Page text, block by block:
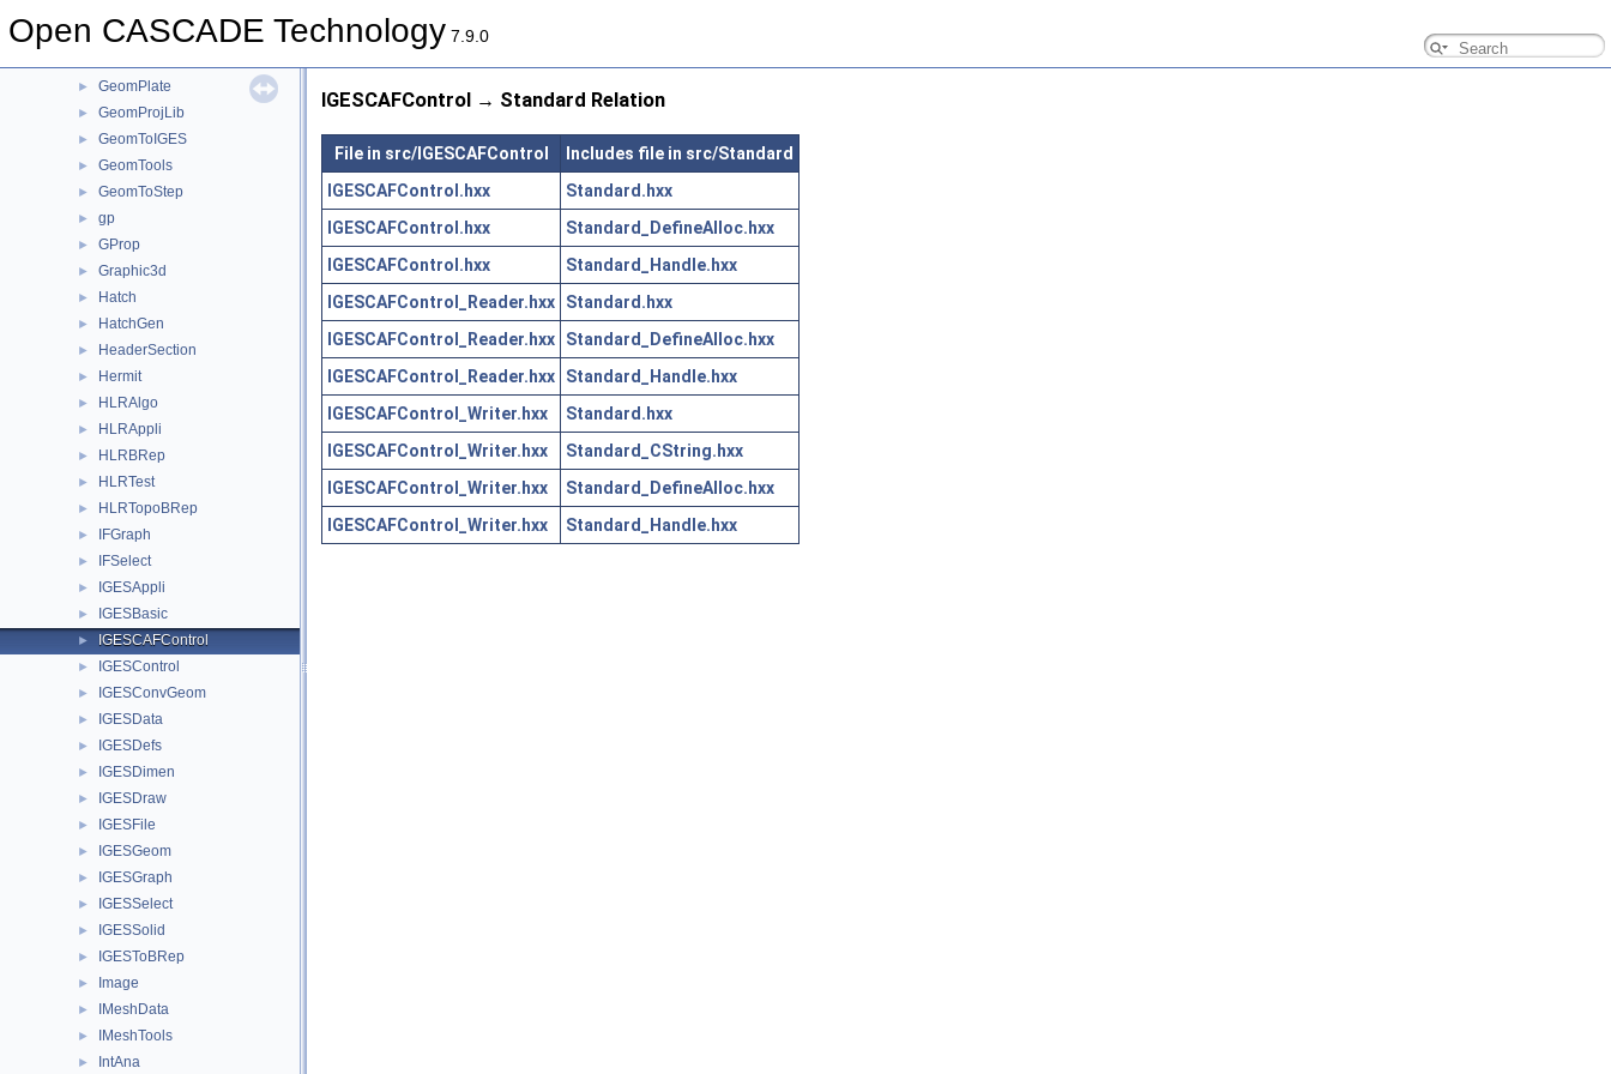
Open CASCADE Technology 7.9.0
► GeomliteTest
► GeomPlate
► GeomProjLib
► GeomToIGES
► GeomTools
► GeomToStep
► gp
► GProp
► Graphic3d
► Hatch
► HatchGen
► HeaderSection
► Hermit
► HLRAlgo
► HLRAppli
► HLRBRep
► HLRTest
► HLRTopoBRep
► IFGraph
► IFSelect
► IGESAppli
► IGESBasic
► IGESCAFControl
► IGESControl
► IGESConvGeom
► IGESData
► IGESDefs
► IGESDimen
► IGESDraw
► IGESFile
► IGESGeom
► IGESGraph
► IGESSelect
► IGESSolid
► IGESToBRep
► Image
► IMeshData
► IMeshTools
► IntAna
IGESCAFControl → Standard Relation
File in src/IGESCAFControl
Includes file in src/Standard
IGESCAFControl.hxx
Standard.hxx
IGESCAFControl.hxx
Standard_DefineAlloc.hxx
IGESCAFControl.hxx
Standard_Handle.hxx
IGESCAFControl_Reader.hxx
Standard.hxx
IGESCAFControl_Reader.hxx
Standard_DefineAlloc.hxx
IGESCAFControl_Reader.hxx
Standard_Handle.hxx
IGESCAFControl_Writer.hxx
Standard.hxx
IGESCAFControl_Writer.hxx
Standard_CString.hxx
IGESCAFControl_Writer.hxx
Standard_DefineAlloc.hxx
IGESCAFControl_Writer.hxx
Standard_Handle.hxx